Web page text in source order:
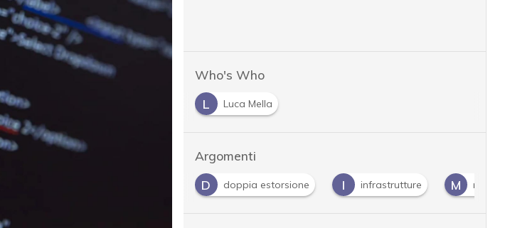
Who's Who
L
Luca Mella
Argomenti
D doppia estorsione I infrastrutture M